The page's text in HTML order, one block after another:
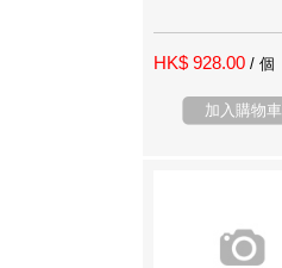
HK$ 928.00 / 個
加入購物車